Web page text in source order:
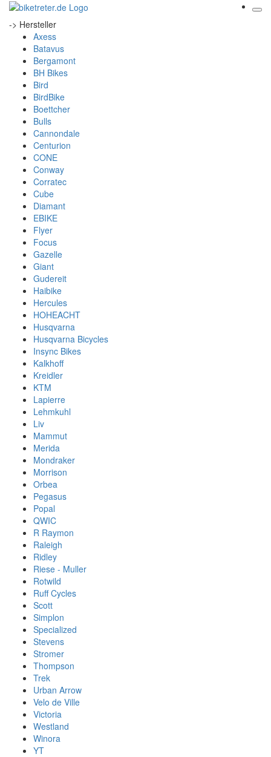
-> Hersteller
Axess
Batavus
Bergamont
BH Bikes
Bird
BirdBike
Boettcher
Bulls
Cannondale
Centurion
CONE
Conway
Corratec
Cube
Diamant
EBIKE
Flyer
Focus
Gazelle
Giant
Gudereit
Haibike
Hercules
HOHEACHT
Husqvarna
Husqvarna Bicycles
Insync Bikes
Kalkhoff
Kreidler
KTM
Lapierre
Lehmkuhl
Liv
Mammut
Merida
Mondraker
Morrison
Orbea
Pegasus
Popal
QWIC
R Raymon
Raleigh
Ridley
Riese - Muller
Rotwild
Ruff Cycles
Scott
Simplon
Specialized
Stevens
Stromer
Thompson
Trek
Urban Arrow
Velo de Ville
Victoria
Westland
Winora
YT